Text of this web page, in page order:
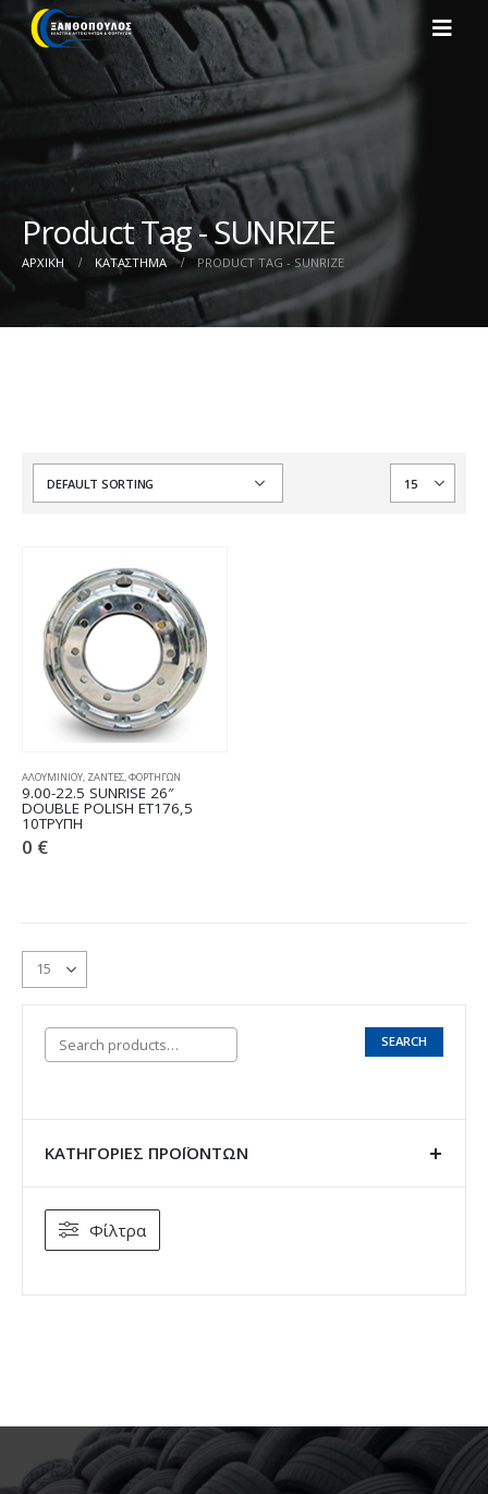
Product Tag - SUNRIZE
ΑΡΧΙΚΉ ΚΑΤΆΣΤΗΜΑ PRODUCT TAG - SUNRIZE
ΑΛΟΥΜΙΝΙΟΥ, ΖΑΝΤΕΣ,ΦΟΡΤΗΓΩΝ
9.00-22.5 SUNRISE 26″
DOUBLE POLISH ET176,5
10ΤΡΥΠΗ
0 €
SEARCH
ΚΑΤΗΓΟΡΊΕΣ ΠΡΟΪΌΝΤΩΝ
Φίλτρα